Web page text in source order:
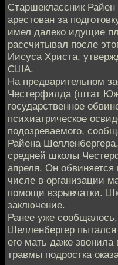
Старшеклассник
арестован за
имел далеко идущие
рассчитывал после
Иисуса Христа,
США.
На предварительном
Честерфилда (штат
государственное
психиатрическое
подозреваемого,
Райена
средней школы
апреля. Он обвиняется
числе в организации
помощи взрывчатки.
заключение.
Ранее уже
Шелленбергер пытался
его мать даже
травмы подростка